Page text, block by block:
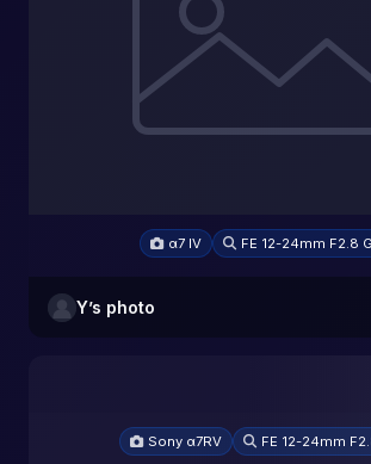
α7 IV FE 12-24mm F2.8
Y’s photo
Sony α7RV FE 12-24mm